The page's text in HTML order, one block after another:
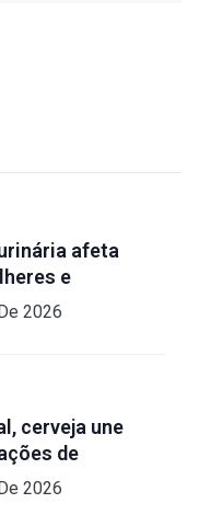
afeta
e
2026
cerveja une
de
2026